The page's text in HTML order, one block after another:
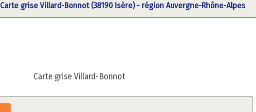
Carte grise Villard-Bonnot (38190 Isère) - région Auvergne-Rhône-Alpes
Carte grise Villard-Bonnot